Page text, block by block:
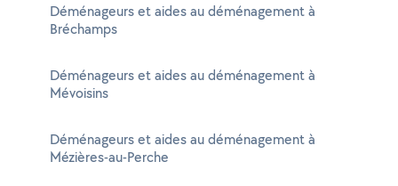
Déménageurs et aides au déménagement à
Bréchamps
Déménageurs et aides au déménagement à
Mévoisins
Déménageurs et aides au déménagement à
Mézières-au-Perche